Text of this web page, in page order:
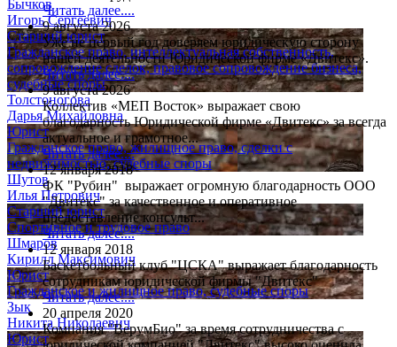
Бычков
Игорь Сергеевич
Старший юрист
Гражданское право, интеллектуальная собственность,
сопровождение сделок, правовое сопровождение бизнеса,
судебные споры
Толстоногова
Дарья Михайловна
Юрист
Гражданское право, жилищное право, сделки с
недвижимостью, судебные споры
Шутов
Илья Петрович
Старший юрист
Спортивное и трудовое право
Шмаров
Кирилл Максимович
Юрист
Гражданское и жилищное право, судебные споры
Зык
Никита Николаевич
Юрист
Читать далее....
9 августа 2026
Уже не первый год доверяем юридическую сторону
нашей деятельности Юридической фирме «Двитекс».
Читать далее....
9 августа 2026
Коллектив «МЕП Восток» выражает свою
благодарность Юридической фирме «Двитекс» за всегда
актуальное и грамотное...
Читать далее....
12 января 2018
ФК "Рубин" выражает огромную благодарность ООО
"Двитекс" за качественное и оперативное
предоставление консульт...
Читать далее....
12 января 2018
Баскетбольный клуб "ЦСКА" выражает благодарность
сотрудникам юридической фирмы "Двитекс"
Читать далее....
20 апреля 2020
Компания "ВерумБио" за время сотрудничества с